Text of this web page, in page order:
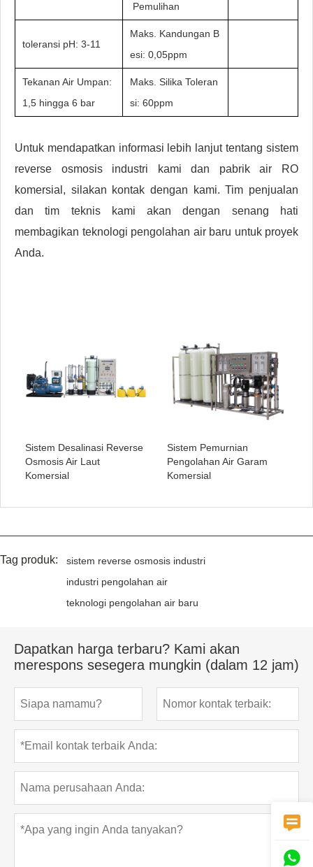
Pemulihan
toleransi pH: 3-11
Maks. Kandungan B
esi: 0,05ppm
Tekanan Air Umpan:
1,5 hingga 6 bar
Maks. Silika Toleran
si: 60ppm
Untuk mendapatkan informasi lebih lanjut tentang sistem
reverse osmosis industri kami dan pabrik air RO
komersial, silakan kontak dengan kami. Tim penjualan
dan tim teknis kami akan dengan senang hati
membagikan teknologi pengolahan air baru untuk proyek
Anda.
Sistem Desalinasi Reverse
Osmosis Air Laut
Komersial
Sistem Pemurnian
Pengolahan Air Garam
Komersial
Tag produk:
sistem reverse osmosis industri
industri pengolahan air
teknologi pengolahan air baru
Dapatkan harga terbaru? Kami akan
merespons sesegera mungkin (dalam 12 jam)

